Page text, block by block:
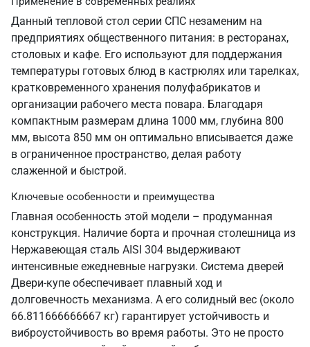
Данный тепловой стол серии СПС незаменим на
предприятиях общественного питания: в ресторанах,
столовых и кафе. Его используют для поддержания
температуры готовых блюд в кастрюлях или тарелках,
кратковременного хранения полуфабрикатов и
организации рабочего места повара. Благодаря
компактным размерам длина 1000 мм, глубина 800
мм, высота 850 мм он оптимально вписывается даже
в ограниченное пространство, делая работу
слаженной и быстрой.
Ключевые особенности и преимущества
Главная особенность этой модели – продуманная
конструкция. Наличие борта и прочная столешница из
Нержавеющая сталь AISI 304 выдерживают
интенсивные ежедневные нагрузки. Система дверей
Двери-купе обеспечивает плавный ход и
долговечность механизма. А его солидный вес (около
66.811666666667 кг) гарантирует устойчивость и
виброустойчивость во время работы. Это не просто